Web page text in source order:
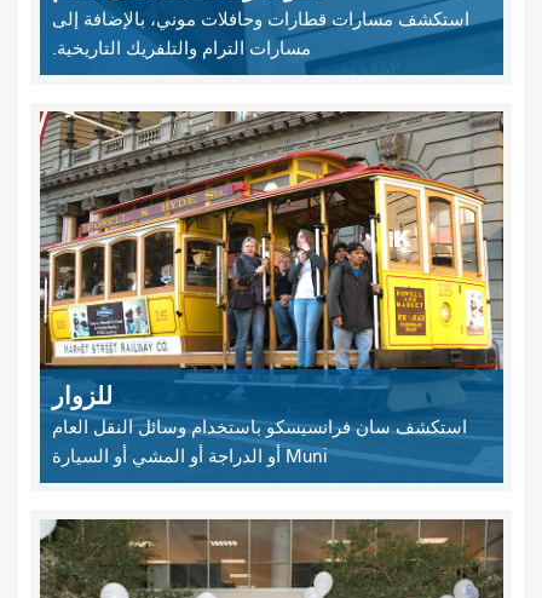
استكشف مسارات قطارات وحافلات موني، بالإضافة إلى
مسارات الترام والتلفريك التاريخية.
للزوار
استكشف سان فرانسيسكو باستخدام وسائل النقل العام
Muni أو الدراجة أو المشي أو السيارة